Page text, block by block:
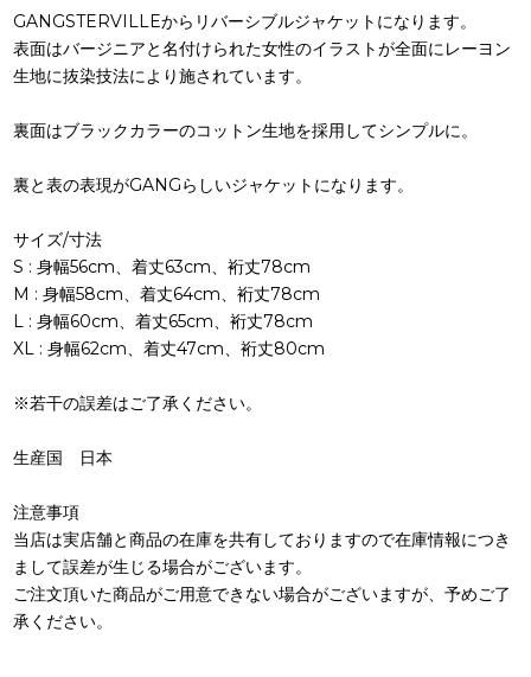
GANGSTERVILLEからリバーシブルジャケットになります。
表面はバージニアと名付けられた女性のイラストが全面にレーヨン
生地に抜染技法により施されています。
裏面はブラックカラーのコットン生地を採用してシンプルに。
裏と表の表現がGANGらしいジャケットになります。
サイズ/寸法
S : 身幅56cm、着丈63cm、裄丈78cm
M : 身幅58cm、着丈64cm、裄丈78cm
L : 身幅60cm、着丈65cm、裄丈78cm
XL : 身幅62cm、着丈47cm、裄丈80cm
※若干の誤差はご了承ください。
生産国 日本
注意事項
当店は実店舗と商品の在庫を共有しておりますので在庫情報につき
まして誤差が生じる場合がございます。
ご注文頂いた商品がご用意できない場合がございますが、予めご了
承ください。